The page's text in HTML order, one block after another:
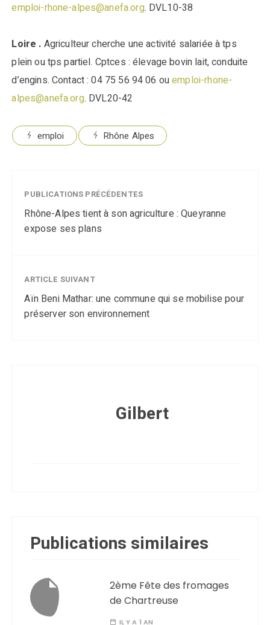
emploi-rhone-alpes@anefa.org. DVL10-38
Loire . Agriculteur cherche une activité salariée à tps
plein ou tps partiel. Cptces : élevage bovin lait, conduite
d’engins. Contact : 04 75 56 94 06 ouemploi-rhone-
alpes@anefa.org. DVL20-42
emploi Rhône Alpes
PUBLICATIONS PRÉCÉDENTES
Rhône-Alpes tient à son agriculture : Queyranne
expose ses plans
ARTICLE SUIVANT
Aïn Beni Mathar: une commune qui se mobilise pour
préserver son environnement
Gilbert
Publications similaires
2ème Fête des fromages
de Chartreuse
IL Y A 1 AN